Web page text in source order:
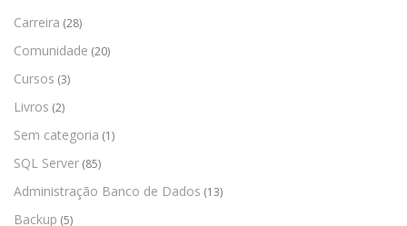
Carreira (28)
Comunidade (20)
Cursos (3)
Livros (2)
Sem categoria (1)
SQL Server (85)
Administração Banco de Dados (13)
Backup (5)